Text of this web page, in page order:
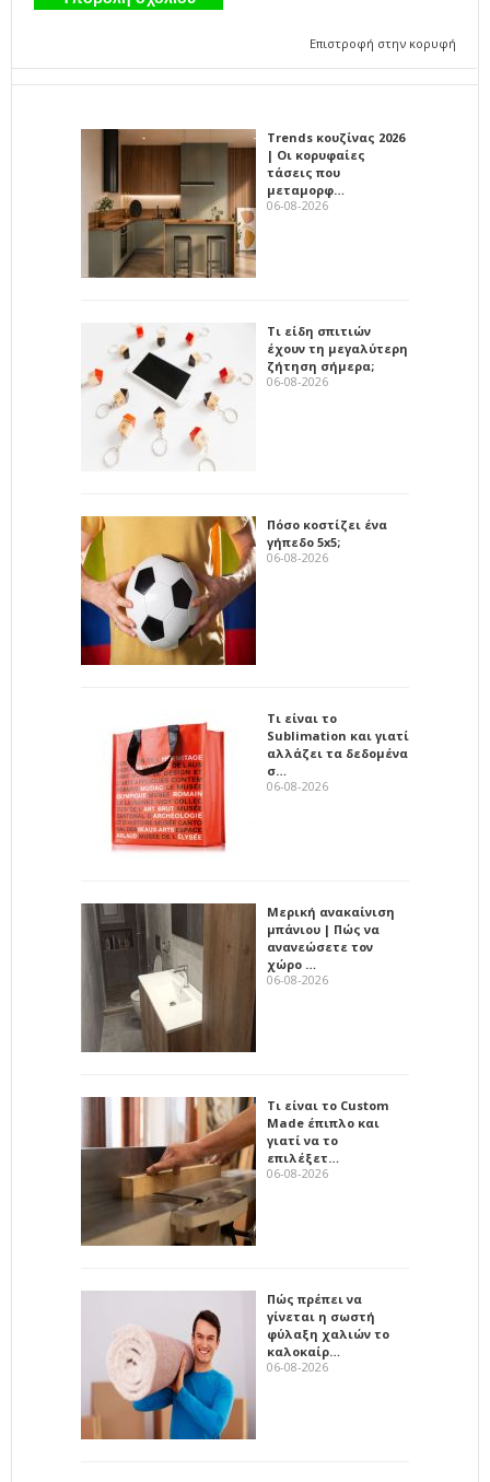
Επιστροφή στην κορυφή
Trends κουζίνας 2026
| Οι κορυφαίες
τάσεις που
μεταμορφ…
06-08-2026
Τι είδη σπιτιών
έχουν τη μεγαλύτερη
ζήτηση σήμερα;
06-08-2026
Πόσο κοστίζει ένα
γήπεδο 5x5;
06-08-2026
Τι είναι το
Sublimation και γιατί
αλλάζει τα δεδομένα
σ…
06-08-2026
Μερική ανακαίνιση
μπάνιου | Πώς να
ανανεώσετε τον
χώρο …
06-08-2026
Τι είναι το Custom
Made έπιπλο και
γιατί να το
επιλέξετ…
06-08-2026
Πώς πρέπει να
γίνεται η σωστή
φύλαξη χαλιών το
καλοκαίρ…
06-08-2026